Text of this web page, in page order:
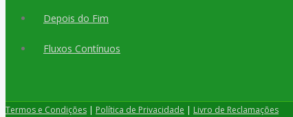
Depois do Fim
Fluxos Contínuos
Termos e Condições | Política de Privacidade | Livro de Reclamações